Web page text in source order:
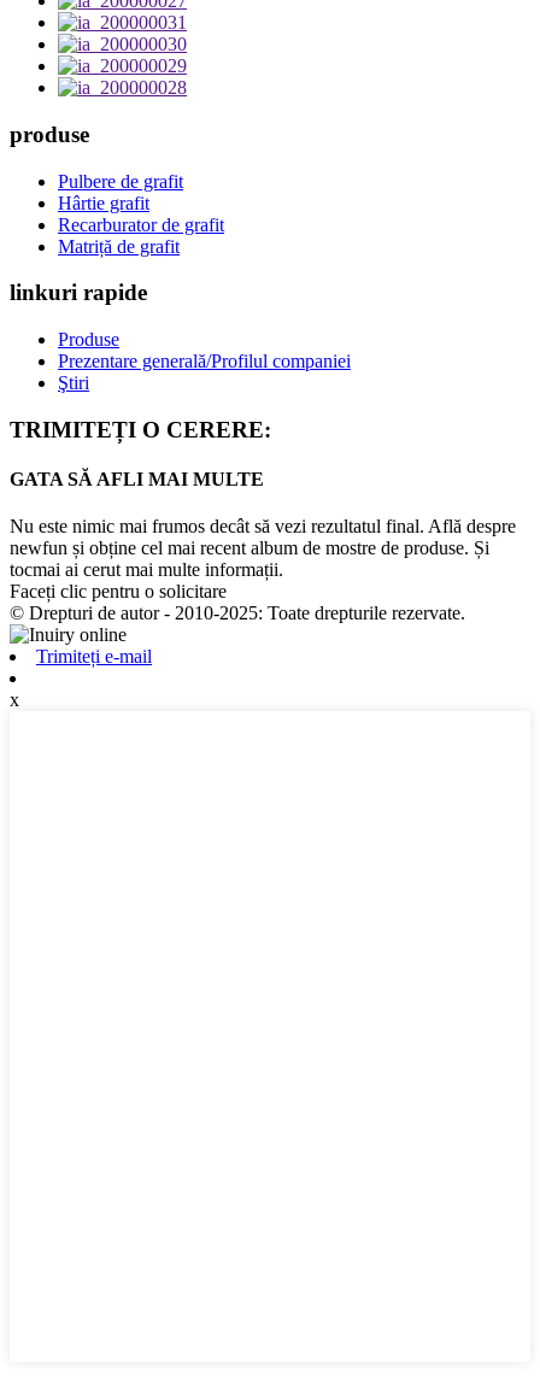
produse
Pulbere de grafit
Hârtie grafit
Recarburator de grafit
Matriță de grafit
linkuri rapide
Produse
Prezentare generală/Profilul companiei
Ştiri
TRIMITEȚI O CERERE:
GATA SĂ AFLI MAI MULTE
Nu este nimic mai frumos decât să vezi rezultatul final. Află despre
newfun și obține cel mai recent album de mostre de produse. Și
tocmai ai cerut mai multe informații.
Faceți clic pentru o solicitare
© Drepturi de autor - 2010-2025: Toate drepturile rezervate.
Trimiteți e-mail
x